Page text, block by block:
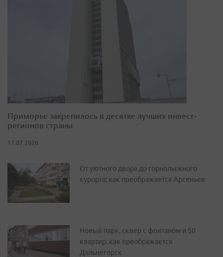
Приморье закрепилось в десятке лучших инвест-
регионов страны
17.07.2026
От уютного двора до горнолыжного
курорта: как преображается Арсеньев
Новый парк, сквер с фонтаном и 50
квартир: как преображается
Дальнегорск